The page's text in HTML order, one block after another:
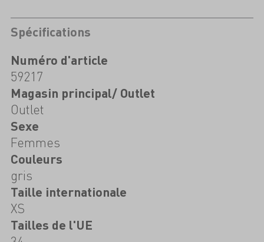
Spécifications
Numéro d'article
59217
Magasin principal/ Outlet
Outlet
Sexe
Femmes
Couleurs
gris
Taille internationale
XS
Tailles de l'UE